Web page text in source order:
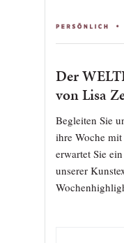
Der
von Lisa
Begleiten Sie
ihre Woche
erwartet Sie
unserer